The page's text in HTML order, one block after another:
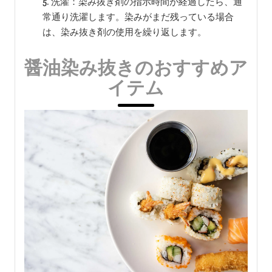
常通り洗濯します。染みがまだ残っている場合
は、染み抜き剤の使用を繰り返します。
醤油染み抜きのおすすめア
イテム